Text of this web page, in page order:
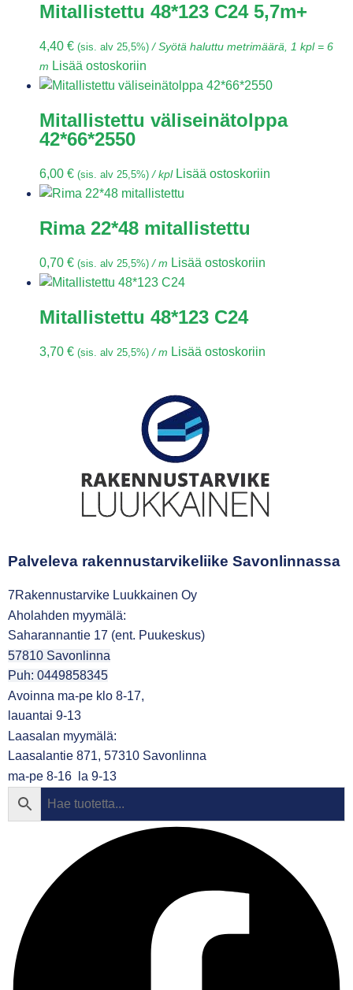
Mitallistettu 48*123 C24 5,7m+
4,40 € (sis. alv 25,5%) / Syötä haluttu metrimäärä, 1 kpl = 6
m Lisää ostoskoriin
Mitallistettu väliseinätolppa
42*66*2550
6,00 € (sis. alv 25,5%) / kpl Lisää ostoskoriin
Rima 22*48 mitallistettu
0,70 € (sis. alv 25,5%) / m Lisää ostoskoriin
Mitallistettu 48*123 C24
3,70 € (sis. alv 25,5%) / m Lisää ostoskoriin
Palveleva rakennustarvikeliike Savonlinnassa
7Rakennustarvike Luukkainen Oy
Aholahden myymälä:
Saharannantie 17 (ent. Puukeskus)
57810 Savonlinna
Puh: 0449858345
Avoinna ma-pe klo 8-17,
lauantai 9-13
Laasalan myymälä:
Laasalantie 871, 57310 Savonlinna
ma-pe 8-16 la 9-13